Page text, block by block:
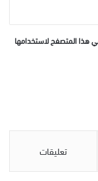
هذا المتصفح لاستخدامها
تعليقات